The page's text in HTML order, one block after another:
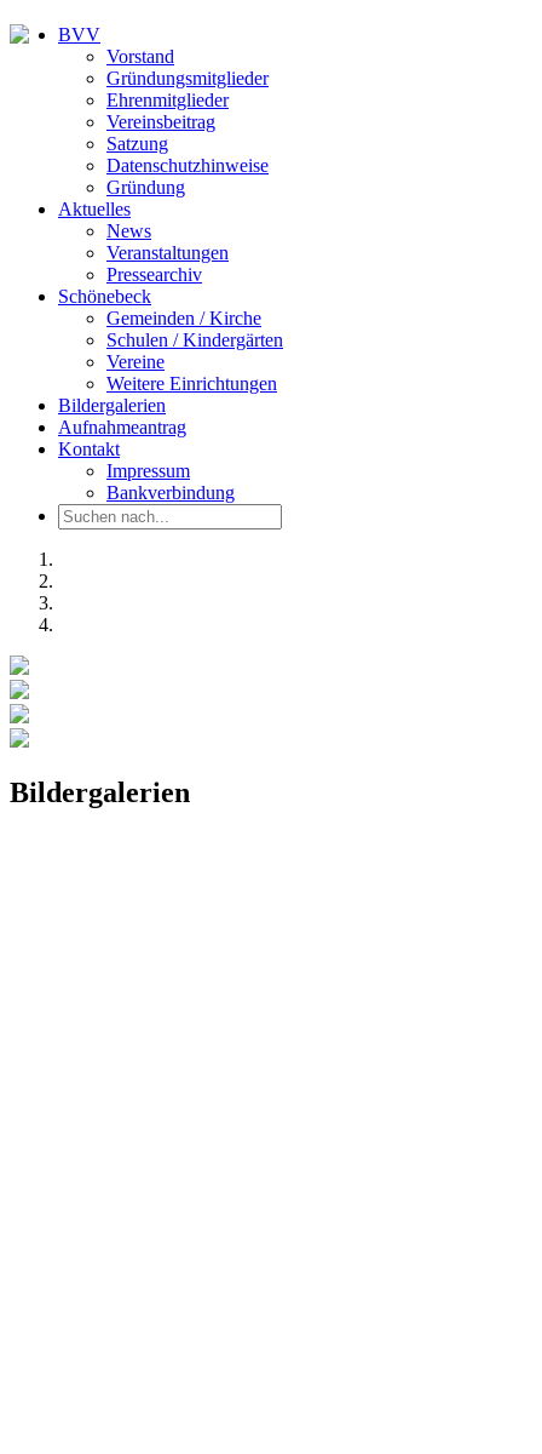
BVV
Vorstand
Gründungsmitglieder
Ehrenmitglieder
Vereinsbeitrag
Satzung
Datenschutzhinweise
Gründung
Aktuelles
News
Veranstaltungen
Pressearchiv
Schönebeck
Gemeinden / Kirche
Schulen / Kindergärten
Vereine
Weitere Einrichtungen
Bildergalerien
Aufnahmeantrag
Kontakt
Impressum
Bankverbindung
Bildergalerien